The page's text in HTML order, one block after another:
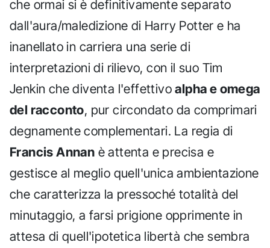
che ormai si è definitivamente separato
dall'aura/maledizione di Harry Potter e ha
inanellato in carriera una serie di
interpretazioni di rilievo, con il suo Tim
Jenkin che diventa l'effettivoalpha e omega
del racconto, pur circondato da comprimari
degnamente complementari. La regia di
Francis Annan è attenta e precisa e
gestisce al meglio quell'unica ambientazione
che caratterizza la pressoché totalità del
minutaggio, a farsi prigione opprimente in
attesa di quell'ipotetica libertà che sembra